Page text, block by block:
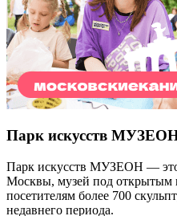
Парк искусств
Парк искусств МУЗЕОН —
Москвы, музей под открытым
посетителям более 700
недавнего периода.